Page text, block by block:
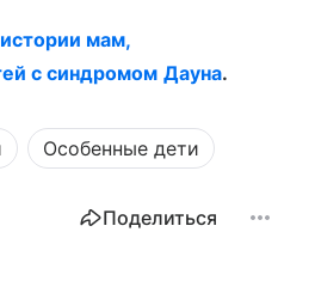
мам,
с синдромом Дауна.
Особенные дети
Поделиться